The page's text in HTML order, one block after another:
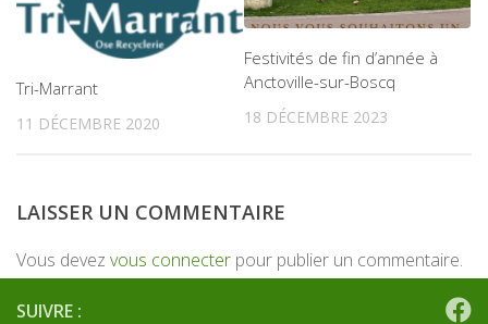
Tri-Marrant
11 DÉCEMBRE 2020
Festivités de fin d’année à
Anctoville-sur-Boscq
18 DÉCEMBRE 2023
LAISSER UN COMMENTAIRE
Vous devez vous connecter pour publier un commentaire.
SUIVRE :